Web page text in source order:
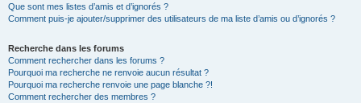
Que sont mes listes d’amis et d’ignorés ?
Comment puis-je ajouter/supprimer des utilisateurs de ma liste d’amis ou d’ignorés ?
Recherche dans les forums
Comment rechercher dans les forums ?
Pourquoi ma recherche ne renvoie aucun résultat ?
Pourquoi ma recherche renvoie une page blanche ?!
Comment rechercher des membres ?